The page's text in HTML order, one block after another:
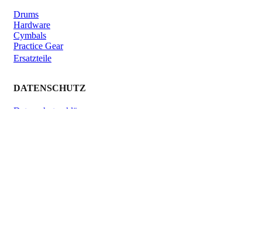
Drums
Hardware
Cymbals
Practice Gear
Ersatzteile
DATENSCHUTZ
Datenschutzerklärung